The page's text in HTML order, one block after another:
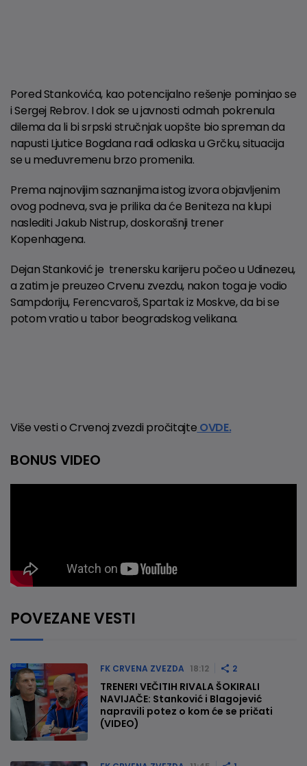
Pored Stankovića, kao potencijalno rešenje pominjao se
i Sergej Rebrov. I dok se u javnosti odmah pokrenula
dilema da li bi srpski stručnjak uopšte bio spreman da
napusti Ljutice Bogdana radi odlaska u Grčku, situacija
se u međuvremenu brzo promenila.
Prema najnovijim saznanjima istog izvora objavljenim
ovog podneva, sva je prilika da će Beniteza na klupi
naslediti Jakub Nistrup, doskorašnji trener
Kopenhagena.
Dejan Stanković je trenersku karijeru počeo u Udinezeu,
a zatim je preuzeo Crvenu zvezdu, nakon toga je vodio
Sampdoriju, Ferencvaroš, Spartak iz Moskve, da bi se
potom vratio u tabor beogradskog velikana.
Više vesti o Crvenoj zvezdi pročitajte OVDE.
BONUS VIDEO
POVEZANE VESTI
FK CRVENA ZVEZDA 18:12 2
TRENERI VEČITIH RIVALA ŠOKIRALI
NAVIJAČE: Stanković i Blagojević
napravili potez o kom će se pričati
(VIDEO)